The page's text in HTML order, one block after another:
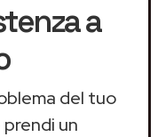
a
del tuo
un